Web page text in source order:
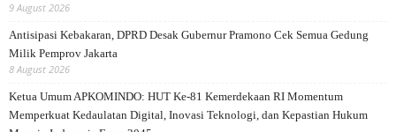
9 August 2026
Antisipasi Kebakaran, DPRD Desak Gubernur Pramono Cek Semua Gedung
Milik Pemprov Jakarta
8 August 2026
Ketua Umum APKOMINDO: HUT Ke-81 Kemerdekaan RI Momentum
Memperkuat Kedaulatan Digital, Inovasi Teknologi, dan Kepastian Hukum